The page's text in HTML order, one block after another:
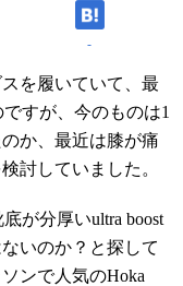
-
を履いていて、最
すが、今のものは1
か、最近は膝が痛
討していました。
が分厚いultra boost
いのか？と探して
ンで人気のHoka